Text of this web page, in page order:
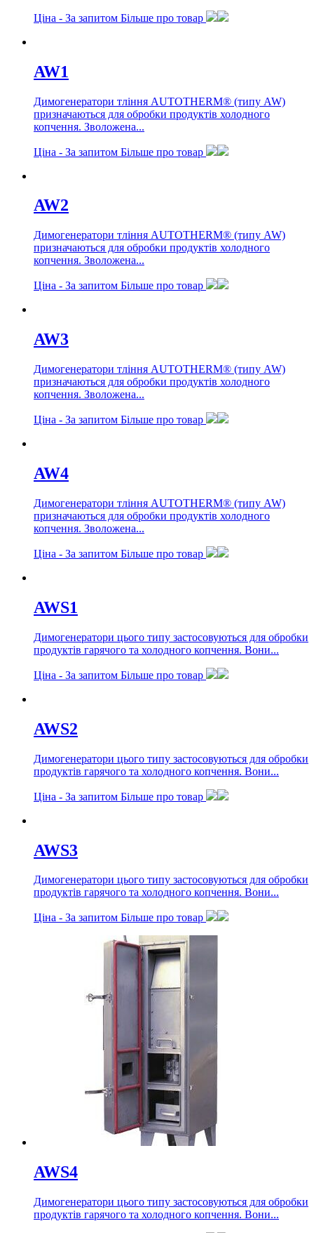
Ціна - За запитом Більше про товар
AW1
Димогенератори тління AUTOTHERM® (типу AW)
призначаються для обробки продуктів холодного
копчення. Зволожена...
Ціна - За запитом Більше про товар
AW2
Димогенератори тління AUTOTHERM® (типу AW)
призначаються для обробки продуктів холодного
копчення. Зволожена...
Ціна - За запитом Більше про товар
AW3
Димогенератори тління AUTOTHERM® (типу AW)
призначаються для обробки продуктів холодного
копчення. Зволожена...
Ціна - За запитом Більше про товар
AW4
Димогенератори тління AUTOTHERM® (типу AW)
призначаються для обробки продуктів холодного
копчення. Зволожена...
Ціна - За запитом Більше про товар
AWS1
Димогенератори цього типу застосовуються для обробки
продуктів гарячого та холодного копчення. Вони...
Ціна - За запитом Більше про товар
AWS2
Димогенератори цього типу застосовуються для обробки
продуктів гарячого та холодного копчення. Вони...
Ціна - За запитом Більше про товар
AWS3
Димогенератори цього типу застосовуються для обробки
продуктів гарячого та холодного копчення. Вони...
Ціна - За запитом Більше про товар
AWS4
Димогенератори цього типу застосовуються для обробки
продуктів гарячого та холодного копчення. Вони...